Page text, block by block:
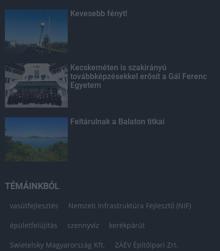
Kevesebb fényt!
Kecskeméten is szakirányú
továbbképzésekkel erősít a Gál Ferenc
Egyetem
Feltárulnak a Balaton titkai
TÉMÁINKBÓL
vasútfejlesztés Nemzeti Infrastruktúra Fejlesztő (NIF)
épületfelújítás szennyvíz kerékpárút
Swietelsky Magyarország Kft. ZÁÉV Építőipari Zrt.